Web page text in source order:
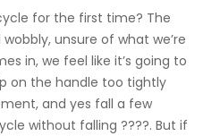
for the first time? The
unsure of what we’re
in, we feel like it’s going to
on the handle too tightly
and yes fall a few
without falling ????. But if